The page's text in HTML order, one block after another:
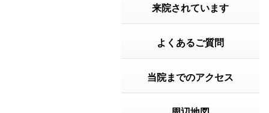
暑い日が続いていま
「食欲がない」 「胃
が重い」 「寝て... 続
きを読む
2026年07月15日 12:15
2026年7月20日の受付時間
来院されています
よくあるご質問
当院までのアクセス